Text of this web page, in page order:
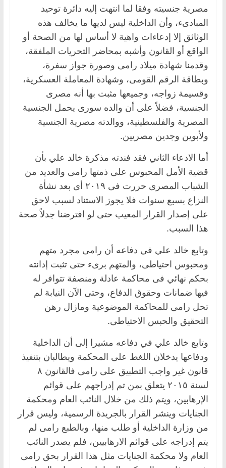
مصرية جنسيته وفقا لما انتهت إليه دائرة توحيد
المبادىء، وأن الداخلية ليس لديها ما يخالف هذه
الوثائق إلا إدعاءات واهية لا أساس لها من الصحة أو
الواقع أو القانون وأشبه بمحاضر التحريات الملفقة،
وقدمنا شهادة ميلاد رامى وصورة جواز سفرة،
وبطاقة الرقم القومى، وشهادة المعاملة العسكرية،
وقسيمة زواجه، وجميعها مثبت بها أنه مصرى
الجنسية، فضلاً على أن والده سورى يحمل الجنسية
المصرية والفلسطينية، ووالدته مصرية الجنسية
ولأبوين وجدين مصريين.
أما الادعاء الثاني فقد فندته مذكرة خالد علي بأن
قضية الأمل المحبوس على ذمتها رامى والعديد من
الشباب المصرى حررت فى ٢٠١٩ أى بعد نشأة
النزاع بسبع سنوات فلا يجوز الاستناد لسبب لاحق
على إصدار القرار المعيب حتى لو افترضنا جدلاً صحة
هذا السبب.
وتابع خالد علي في دفاعه أن رامى مجرد متهم
ومحبوس احتياطى، والمتهم برىء حتى تثبت إدانته
بحكم نهائي فى محاكمة عادلة ومنصفة تتوافر له
فيها ضمانات وحقوق الدفاع، وحتى الآن النيابة لم
تحل رامى للمحاكمة الموضوعية ومازال رهن
التحقيق والحبس الاحتياطى.
وتابع خالد علي في دفاعه مشيرا إلى أن الداخلية
ودفاعها يدخلان اللغط على المحكمة ويطالبان بتنفيذ
قانون غير واجب التطبيق على رامى فالقانون ٨
لسنة ٢٠١٥ يتعلق بمن تم إدراجهم على قوائم
الإرهابين، ويتم ذلك من خلال النائب العام ومحكمة
الجنايات وينشر القرار بالجريدة الرسمية، وليس قرار
من وزارة الداخلية أو طلب منها، وبالطبع رامى لم
يتم إدراجه على قوائم الارهابيين، فلم يصدر النائب
العام ولا محكمة الجنايات مثل هذا القرار بحق رامى